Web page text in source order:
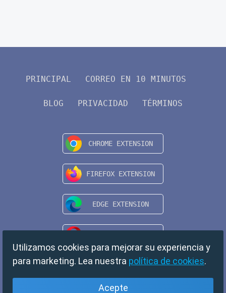
PRINCIPAL CORREO EN 10 MINUTOS
BLOG PRIVACIDAD TÉRMINOS
Utilizamos cookies para mejorar su experiencia y
para marketing. Lea nuestra política de cookies.
Acepte